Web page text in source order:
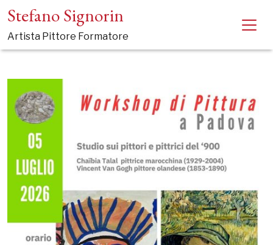
Stefano Signorin
Artista Pittore Formatore